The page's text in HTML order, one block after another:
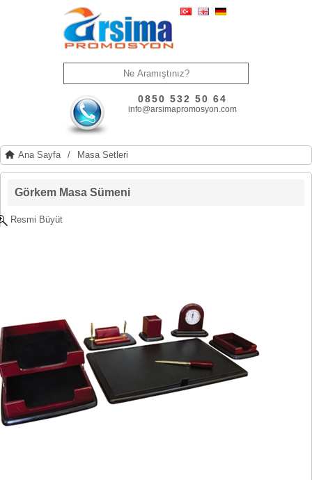
0850 532 50 64
info@arsimapromosyon.com
Ana Sayfa / Masa Setleri
Görkem Masa Sümeni
Resmi Büyüt